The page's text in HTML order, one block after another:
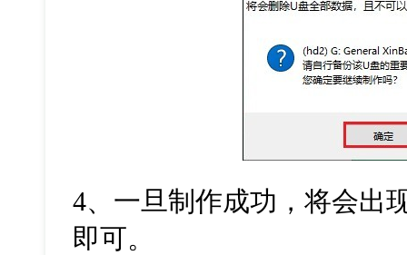
4、一旦制作成功，将会出
即可。